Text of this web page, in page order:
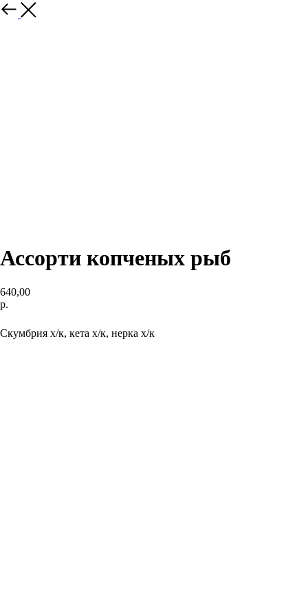
Назад
Ассорти копченых рыб
640,00
р.
Скумбрия х/к, кета х/к, нерка х/к